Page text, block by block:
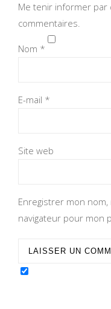
Me tenir informer par
commentaires.
Nom *
E-mail *
Site web
Enregistrer mon
navigateur pour mon